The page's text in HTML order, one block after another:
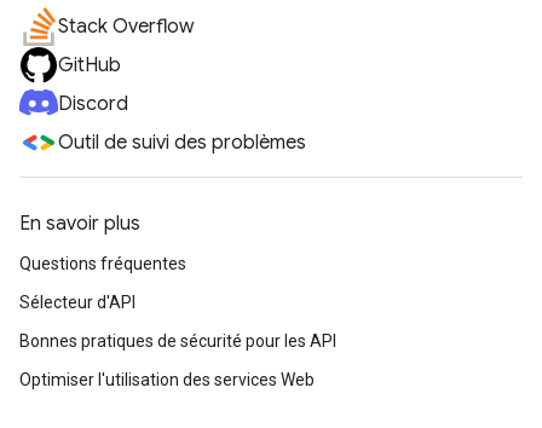
Stack Overflow
GitHub
Discord
Outil de suivi des problèmes
En savoir plus
Questions fréquentes
Sélecteur d'API
Bonnes pratiques de sécurité pour les API
Optimiser l'utilisation des services Web